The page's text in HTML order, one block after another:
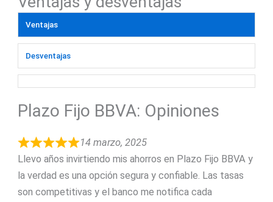
Ventajas
Desventajas
Plazo Fijo BBVA: Opiniones
14 marzo, 2025
Llevo años invirtiendo mis ahorros en Plazo Fijo BBVA y
la verdad es una opción segura y confiable. Las tasas
son competitivas y el banco me notifica cada